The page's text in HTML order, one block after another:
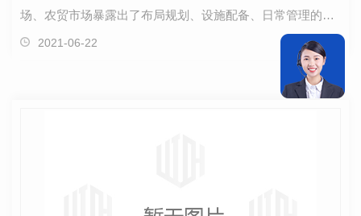
场、农贸市场暴露出了布局规划、设施配备、日常管理的诸
多问题。”近期，在市场监督管理总局食品经营司指…
2021-06-22